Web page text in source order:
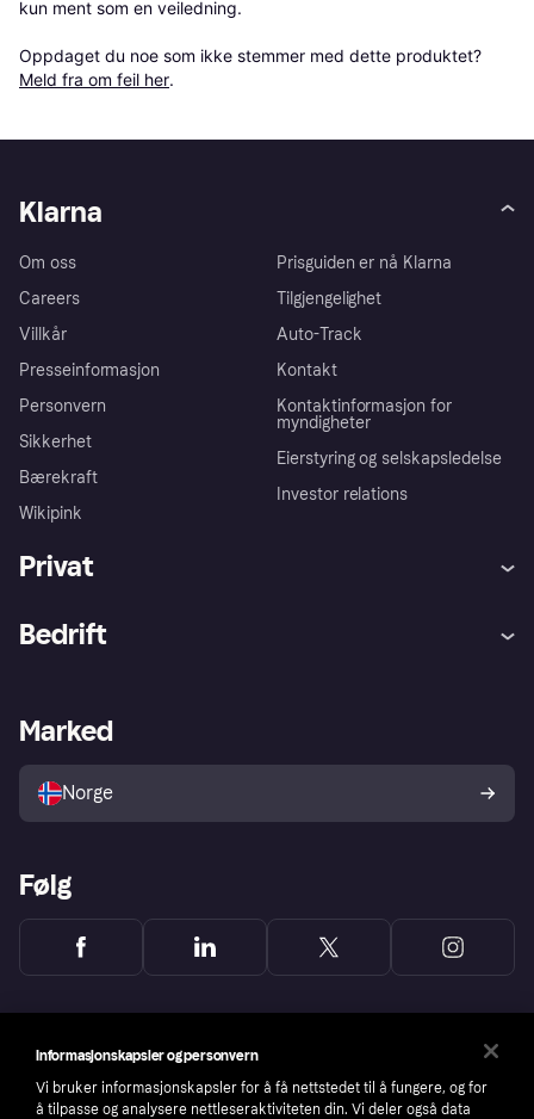
kun ment som en veiledning.
Oppdaget du noe som ikke stemmer med dette produktet?
Meld fra om feil her.
Klarna
Om oss
Careers
Villkår
Presseinformasjon
Personvern
Sikkerhet
Bærekraft
Wikipink
Prisguiden er nå Klarna
Tilgjengelighet
Auto-Track
Kontakt
Kontaktinformasjon for
myndigheter
Eierstyring og selskapsledelse
Investor relations
Privat
Utforsk butikker
Bedrift
Merchant portal
Marked
Norge
Følg
Informasjonskapsler og personvern
Vi bruker informasjonskapsler for å få nettstedet til å fungere, og for
å tilpasse og analysere nettleseraktiviteten din. Vi deler også data